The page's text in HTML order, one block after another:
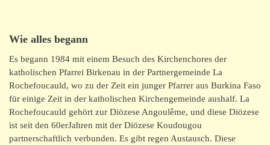
Entstehungsgeschichte
Burkina Faso
Kontakt/Impressum
Wie alles begann
Es begann 1984 mit einem Besuch des Kirchenchores der
katholischen Pfarrei Birkenau in der Partnergemeinde La
Rochefoucauld, wo zu der Zeit ein junger Pfarrer aus Burkina Faso
für einige Zeit in der katholischen Kirchengemeinde aushalf. La
Rochefoucauld gehört zur Diözese Angoulême, und diese Diözese
ist seit den 60erJahren mit der Diözese Koudougou
partnerschaftlich verbunden. Es gibt regen Austausch. Diese